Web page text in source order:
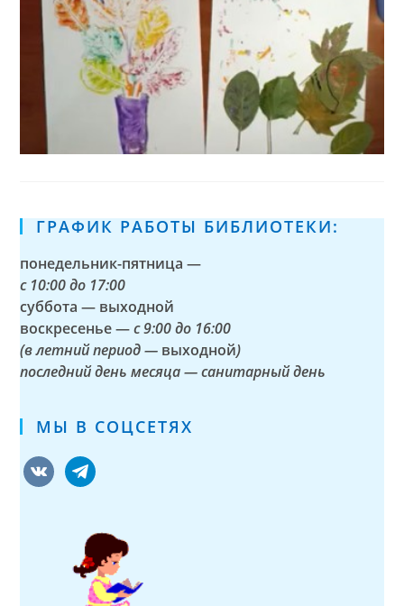
ГРАФИК РАБОТЫ БИБЛИОТЕКИ:
понедельник-пятница —
с 10:00 до 17:00
суббота — выходной
воскресенье —с 9:00 до 16:00
(в летний период — выходной)
последний день месяца — санитарный день
МЫ В СОЦСЕТЯХ
vkontaktetelegram